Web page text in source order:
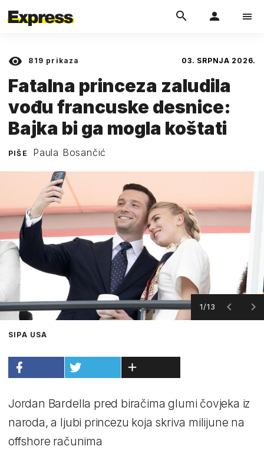
819 prikaza 03. SRPNJA 2026.
Fatalna princeza zaludila
vođu francuske desnice:
Bajka bi ga mogla koštati
PIŠE Paula Bosančić
1/13
SIPA USA
Jordan Bardella pred biračima glumi čovjeka iz
naroda, a ljubi princezu koja skriva milijune na
offshore računima